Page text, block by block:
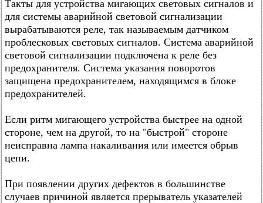
Такты для устройства мигающих световых сигналов и
для системы аварийной световой сигнализации
вырабатываются реле, так называемым датчиком
проблесковых световых сигналов. Система аварийной
световой сигнализации подключена к реле без
предохранителя. Система указания поворотов
защищена предохранителем, находящимся в блоке
предохранителей.
Если ритм мигающего устройства быстрее на одной
стороне, чем на другой, то на "быстрой" стороне
неисправна лампа накаливания или имеется обрыв
цепи.
При появлении других дефектов в большинстве
случаев причиной является прерыватель указателей